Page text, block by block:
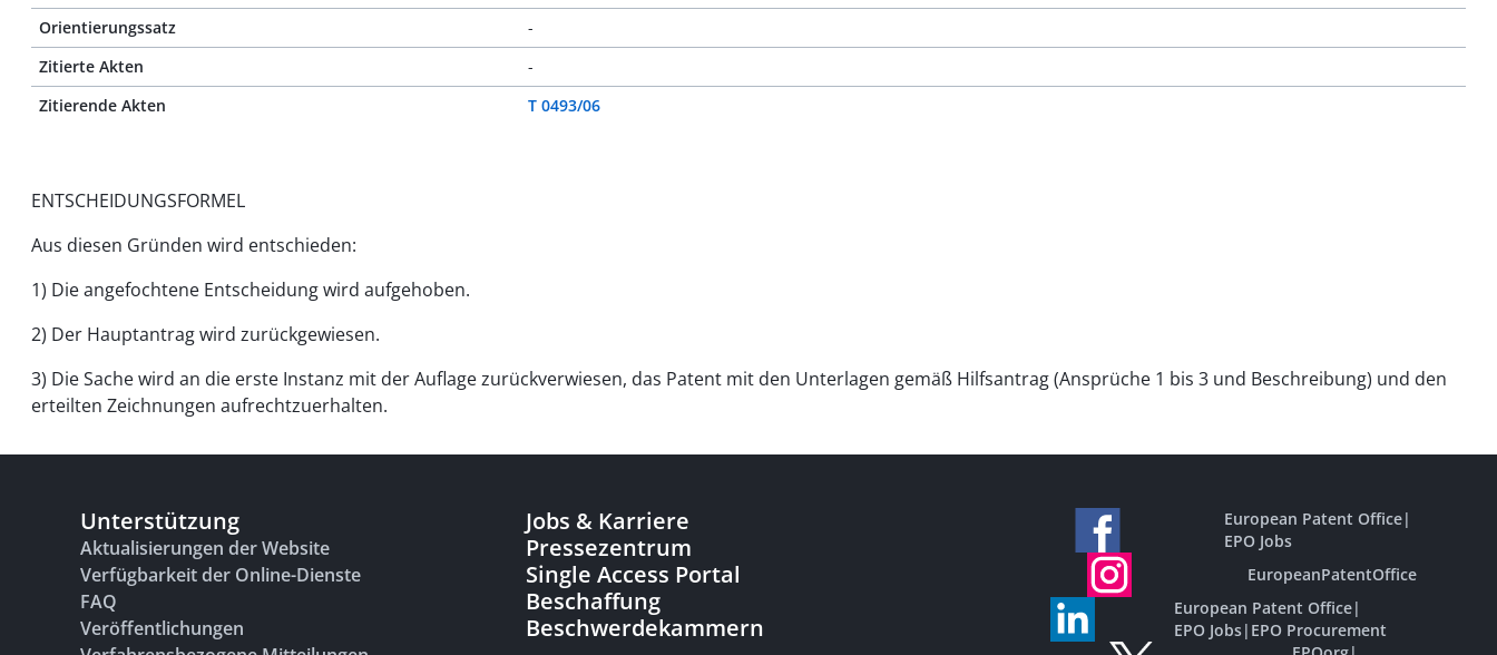
Orientierungssatz
-
Zitierte Akten
-
Zitierende Akten
T 0493/06
ENTSCHEIDUNGSFORMEL
Aus diesen Gründen wird entschieden:
1) Die angefochtene Entscheidung wird aufgehoben.
2) Der Hauptantrag wird zurückgewiesen.
3) Die Sache wird an die erste Instanz mit der Auflage zurückverwiesen, das Patent mit den Unterlagen gemäß Hilfsantrag (Ansprüche 1 bis 3 und Beschreibung) und den
erteilten Zeichnungen aufrechtzuerhalten.
Unterstützung
Aktualisierungen der Website
Verfügbarkeit der Online-Dienste
FAQ
Veröffentlichungen
Jobs & Karriere
Pressezentrum
Single Access Portal
Beschaffung
Beschwerdekammern
European Patent Office|
EPO Jobs
EuropeanPatentOffice
European Patent Office|
EPO Jobs| EPO Procurement